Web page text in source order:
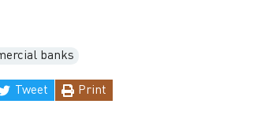
banks
Tweet Print